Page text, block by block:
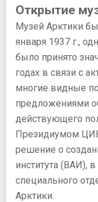
Открытие
Музей Арктики
января 1937 г.,
было принято
годах в связи с
многие видные
предложениями
действующего
Президиумом
решение о
института (ВАИ),
специального
Арктики.